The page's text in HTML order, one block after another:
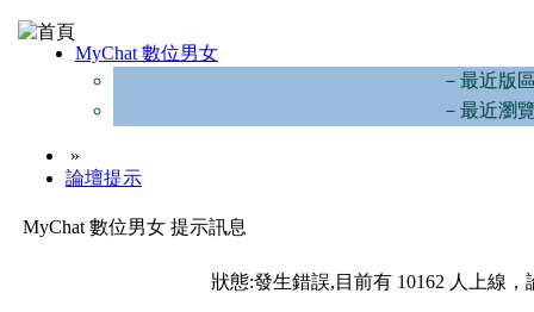
MyChat 數位男女
－最近版
－最近瀏
»
論壇提示
MyChat 數位男女 提示訊息
狀態:發生錯誤,目前有 10162 人上線